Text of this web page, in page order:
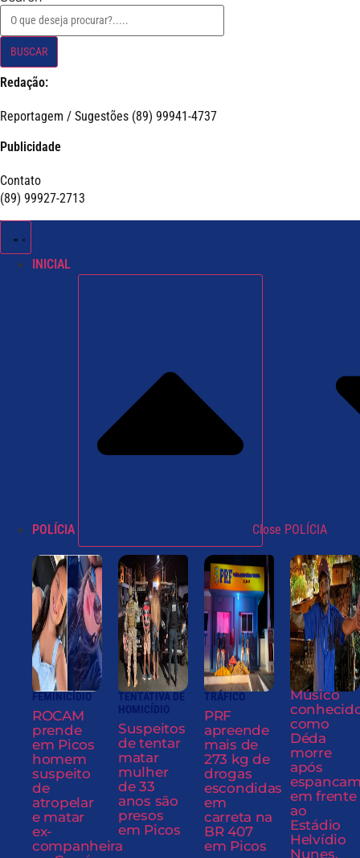
BUSCAR
Redação:
Reportagem / Sugestões (89) 99941-4737
Publicidade
Contato
(89) 99927-2713
INICIAL
POLÍCIA Close POLÍCIA
FEMINICÍDIO
ROCAM
prende
em Picos
homem
suspeito
de
atropelar
e matar
ex-
companheira
TENTATIVA DE
HOMICÍDIO
Suspeitos
de tentar
matar
mulher
de 33
anos são
presos
em Picos
TRÁFICO
PRF
apreende
mais de
273 kg de
drogas
escondidas
em
carreta na
BR 407
em Picos
Músico
como
Déda
morre
após
em frente
ao
Estádio
Helvídio
Nunes,